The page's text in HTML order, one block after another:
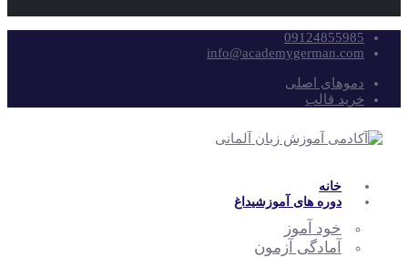
09124855985
info@academygerman.com
دموهای اصلی
خرید قالب
خانه
دوره های آموزشیداغ
خود آموز
آمادگی آزمون